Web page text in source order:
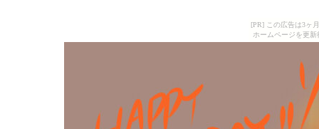
[PR] この広告は3ヶ
ホームページを更